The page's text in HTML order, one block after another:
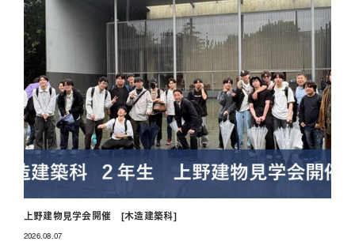
上野建物見学会開催 [木造建築科]
2026.08.07